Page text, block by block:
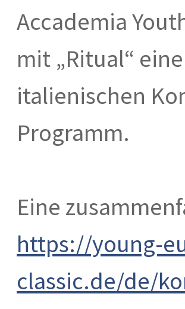
Accademia
mit „Ritual“
italienischen
Programm.
Eine
https://young-
classic.de/de/